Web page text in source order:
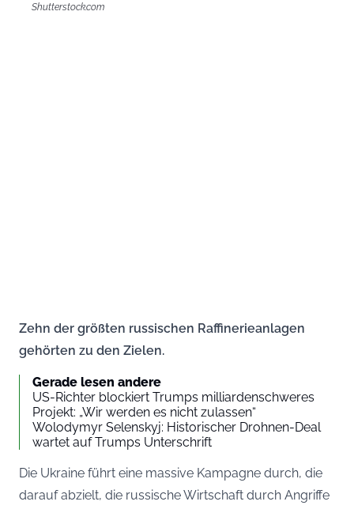
Shutterstock.com
Zehn der größten russischen Raffinerieanlagen
gehörten zu den Zielen.
Gerade lesen andere
US-Richter blockiert Trumps milliardenschweres
Projekt: „Wir werden es nicht zulassen“
Wolodymyr Selenskyj: Historischer Drohnen-Deal
wartet auf Trumps Unterschrift
Die Ukraine führt eine massive Kampagne durch, die
darauf abzielt, die russische Wirtschaft durch Angriffe